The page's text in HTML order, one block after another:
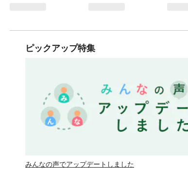
ピックアップ特集
みんなの声でアップデートしました